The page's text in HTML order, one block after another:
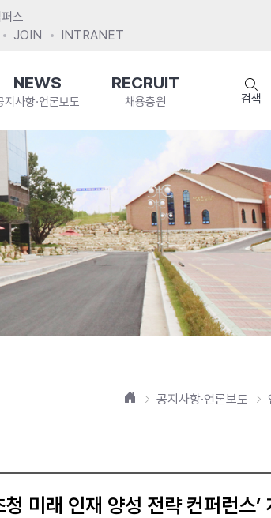
스
JOIN INTRANET
NEWS
지사항·언론보도
RECRUIT
채용충원 검색
홈 공지사항·언론보도
미래 인재 양성 전략 컨퍼런스’